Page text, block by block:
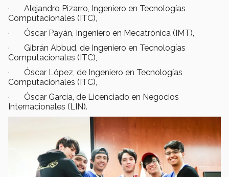
· Alejandro Pizarro, Ingeniero en Tecnologías
Computacionales (ITC),
· Óscar Payán, Ingeniero en Mecatrónica (IMT),
· Gibrán Abbud, de Ingeniero en Tecnologías
Computacionales (ITC),
· Óscar López, de Ingeniero en Tecnologías
Computacionales (ITC),
· Óscar García, de Licenciado en Negocios
Internacionales (LIN).